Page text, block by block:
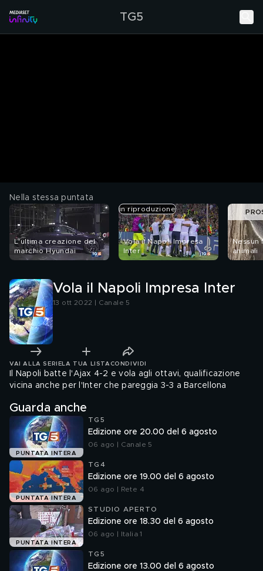
TG5
Nella stessa puntata
L'ultima creazione del
marchio Hyundai
in riproduzione
Vola il Napoli Impresa
Inter
Nessun
animali
Vola il Napoli Impresa Inter
13 ott 2022 | Canale 5
VAI ALLA SERIE LA TUA LISTA CONDIVIDI
Il Napoli batte l'Ajax 4-2 e vola agli ottavi, qualificazione
vicina anche per l'Inter che pareggia 3-3 a Barcellona
Guarda anche
PUNTATA INTERA
TG5
Edizione ore 20.00 del 6 agosto
06 ago | Canale 5
PUNTATA INTERA
TG4
Edizione ore 19.00 del 6 agosto
06 ago | Rete 4
PUNTATA INTERA
STUDIO APERTO
Edizione ore 18.30 del 6 agosto
06 ago | Italia 1
TG5
Edizione ore 13.00 del 6 agosto